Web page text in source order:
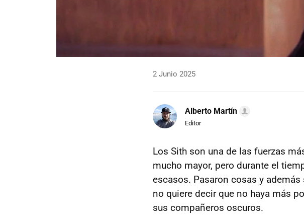
2 Junio 2025
Alberto Martín
Editor
Los Sith son una de las fuerzas
mucho mayor, pero durante el
escasos. Pasaron cosas y
no quiere decir que no haya más
sus compañeros oscuros.